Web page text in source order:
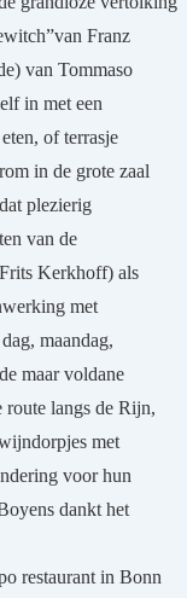
Franz
van Tommaso
in met een
of terrasje
in de grote zaal
plezierig
van de
Kerkhoff) als
met
maandag,
maar voldane
route langs de Rijn,
met
voor hun
dankt het
restaurant in Bonn